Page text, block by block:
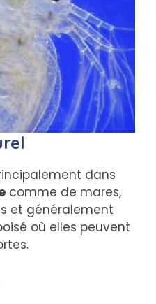
dans
comme de mares,
et généralement
où elles peuvent